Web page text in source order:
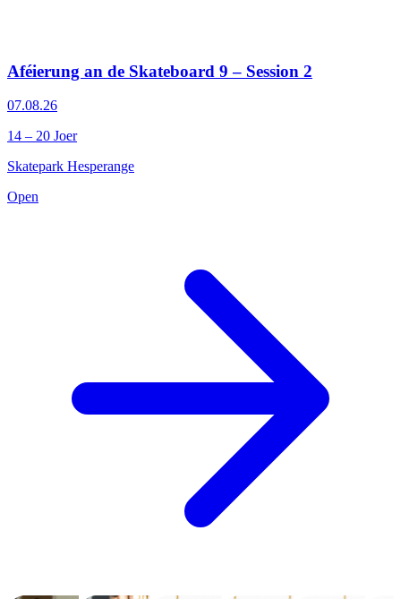
Aféierung an de Skateboard 9 – Session 2
07.08.26
14 – 20 Joer
Skatepark Hesperange
Open